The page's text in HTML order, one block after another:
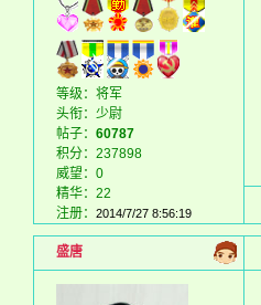
等级：将军
头衔：少尉
帖子： 60787
积分：237898
威望：0
精华：22
注册：
2014/7/27 8:56:19
盛唐